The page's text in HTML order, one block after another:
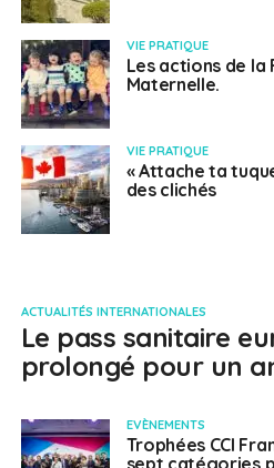
VIE PRATIQUE
Les actions de la
Maternelle.
VIE PRATIQUE
« Attache ta
des clichés
ACTUALITÉS INTERNATIONALES
Le pass sanitaire
prolongé pour un
EVÈNEMENTS
Trophées CCI
sept catégories